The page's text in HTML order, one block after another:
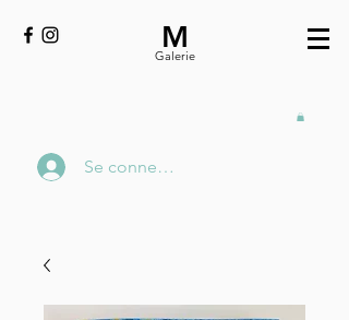
M
Galerie
Se connecter